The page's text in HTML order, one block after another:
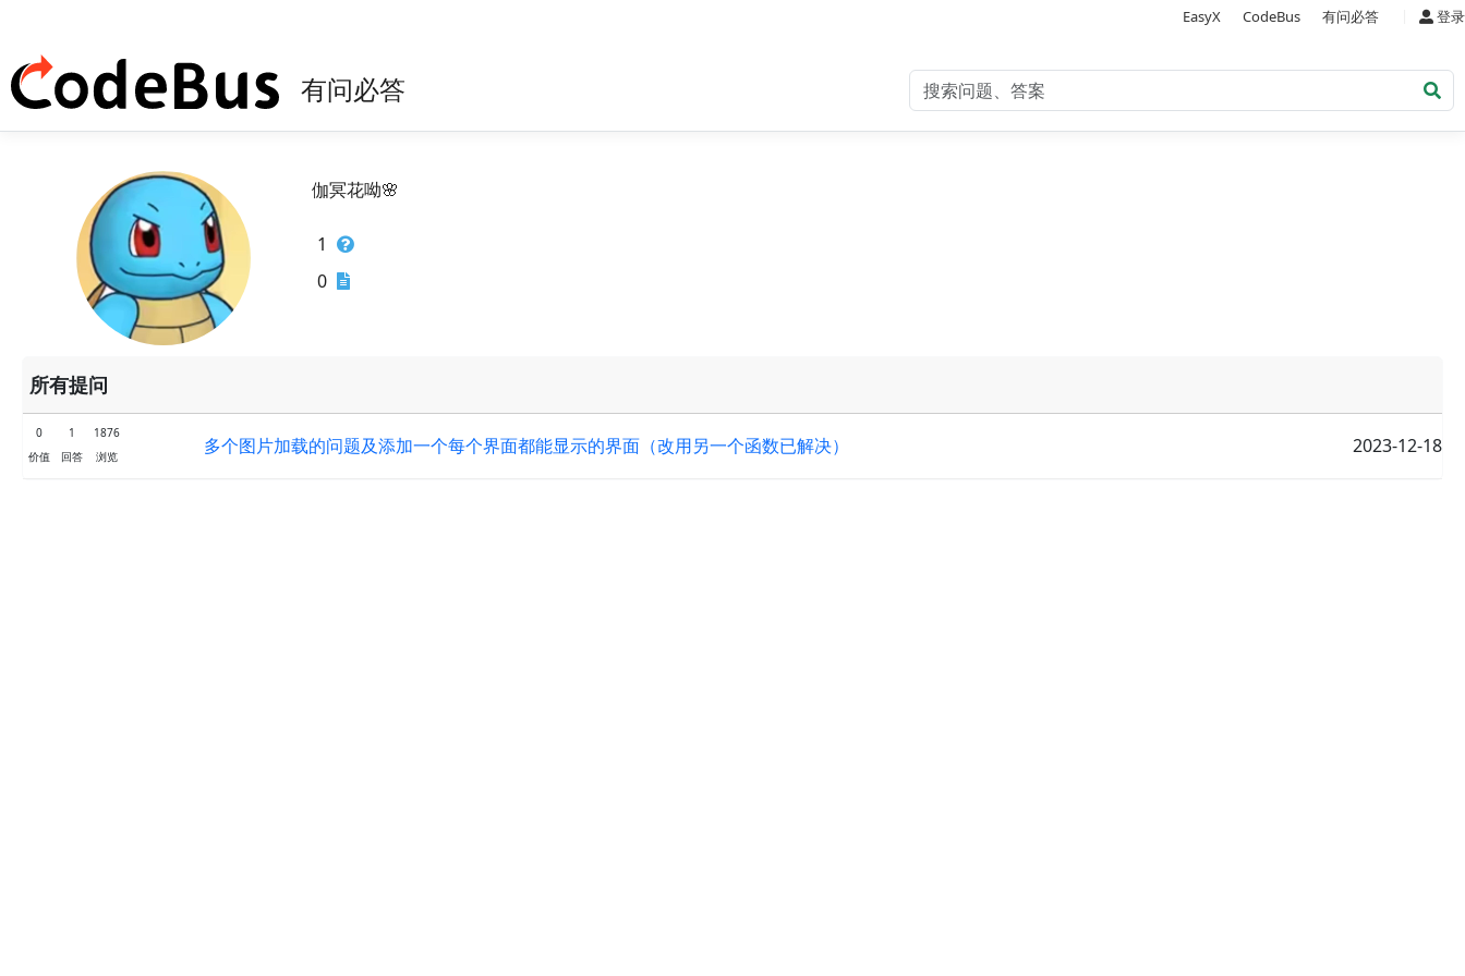
EasyX CodeBus 有问必答 登录
有问必答
伽冥花呦🌸
1
0
所有提问
0
价值
1
回答
1876
浏览
多个图片加载的问题及添加一个每个界面都能显示的界面（改用另一个函数已解决） 2023-12-18